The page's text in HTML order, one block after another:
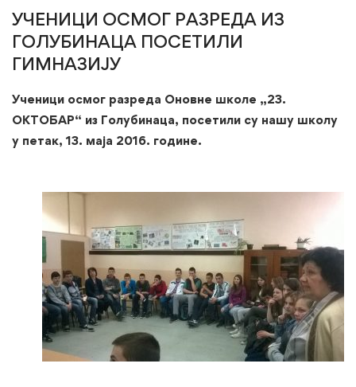
УЧЕНИЦИ ОСМОГ РАЗРЕДА ИЗ
ГОЛУБИНАЦА ПОСЕТИЛИ
ГИМНАЗИЈУ
Ученици осмог разреда Оновне школе „23.
ОКТОБАР“ из Голубинаца, посетили су нашу школу
у петак, 13. маја 2016. године.